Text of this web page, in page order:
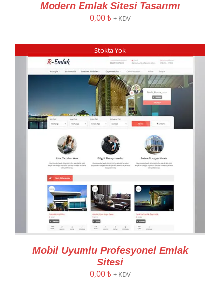
Modern Emlak Sitesi Tasarımı
0,00₺ + KDV
Stokta Yok
Mobil Uyumlu Profesyonel Emlak
Sitesi
0,00₺ + KDV